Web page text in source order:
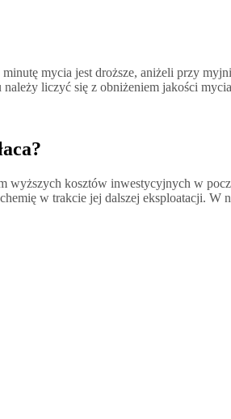
mycia jest droższe, aniżeli przy
liczyć się z obniżeniem jakości
wyższych kosztów inwestycyjnych w
w trakcie jej dalszej eksploatacji.